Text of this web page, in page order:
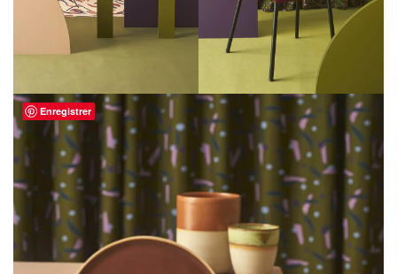
Enregistrer